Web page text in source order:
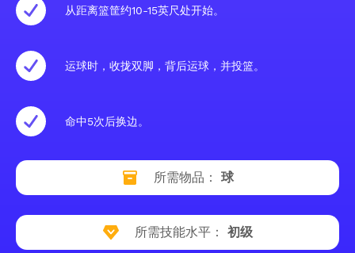
从距离篮筐约10-15英尺处开始。
运球时，收拢双脚，背后运球，并投篮。
命中5次后换边。
所需物品： 球
所需技能水平： 初级